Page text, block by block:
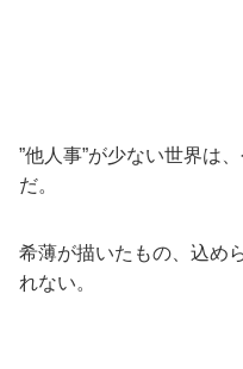
”他人事”が少ない世界は
だ。
希薄が描いたもの、込め
れない。